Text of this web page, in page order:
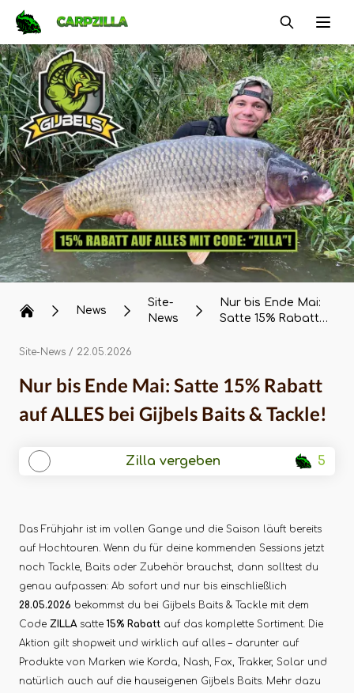
Carpzilla
News
Site-
News
Nur bis Ende Mai:
Satte 15% Rabatt
Site-News / 22.05.2026
Nur bis Ende Mai: Satte 15% Rabatt
auf ALLES bei Gijbels Baits & Tackle!
Zilla vergeben 5
Das Frühjahr ist im vollen Gange und die Saison läuft bereits
auf Hochtouren. Wenn du für deine kommenden Sessions jetzt
noch Tackle, Baits oder Zubehör brauchst, dann solltest du
genau aufpassen: Ab sofort und nur bis einschließlich
28.05.2026 bekommst du bei Gijbels Baits & Tackle mit dem
Code ZILLAsatte 15% Rabatt auf das komplette Sortiment. Die
Aktion gilt shopweit und wirklich auf alles – darunter auf
Produkte von Marken wie Korda, Nash, Fox, Trakker, Solar und
natürlich auch auf die hauseigenen Gijbels Baits. Mehr dazu